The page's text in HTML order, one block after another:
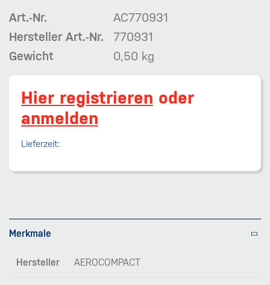
Art.-Nr.
AC770931
Hersteller Art.-Nr.
770931
Gewicht
0,50 kg
Hier registrieren oder
anmelden
Lieferzeit:
Merkmale
Hersteller AEROCOMPACT